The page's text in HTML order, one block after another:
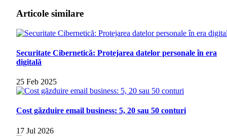
Articole similare
Securitate Cibernetică: Protejarea datelor personale în era
digitală
25 Feb 2025
Cost găzduire email business: 5, 20 sau 50 conturi
17 Jul 2026